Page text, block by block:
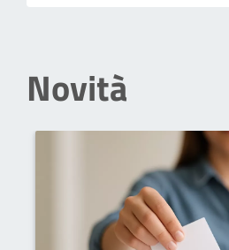
Novità